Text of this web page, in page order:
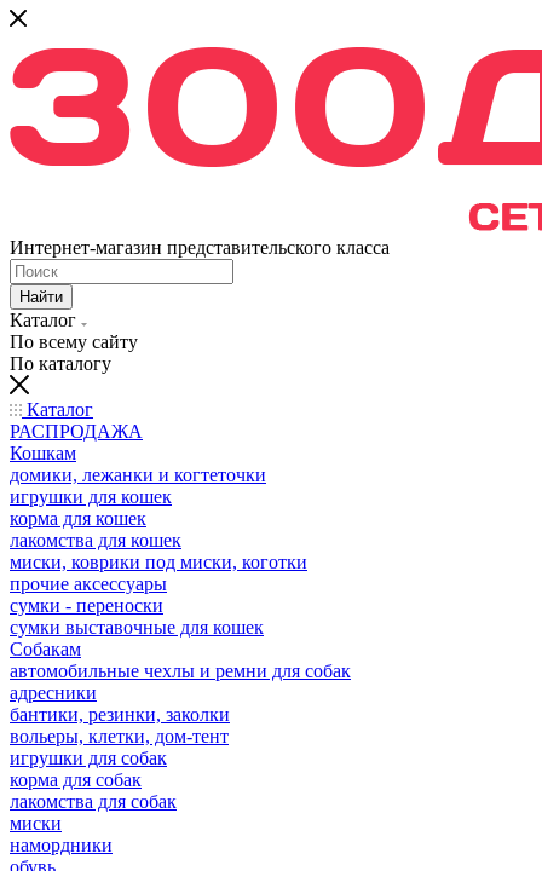
Интернет-магазин представительского класса
Найти
Каталог
По всему сайту
По каталогу
Каталог
РАСПРОДАЖА
Кошкам
домики, лежанки и когтеточки
игрушки для кошек
корма для кошек
лакомства для кошек
миски, коврики под миски, коготки
прочие аксессуары
сумки - переноски
сумки выставочные для кошек
Собакам
автомобильные чехлы и ремни для собак
адресники
бантики, резинки, заколки
вольеры, клетки, дом-тент
игрушки для собак
корма для собак
лакомства для собак
миски
намордники
обувь